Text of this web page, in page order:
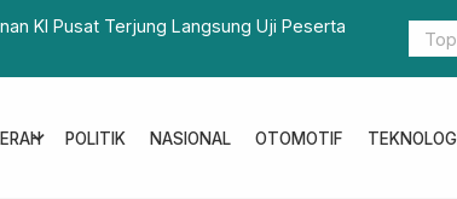
Langsung Uji Peserta
Tim Terpadu Pemprov
Sawit di Baras
expand_more POLITIK NASIONAL OTOMOTIF